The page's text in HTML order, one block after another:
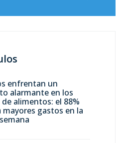
enfrentan un
alarmante en los
de alimentos: el 88%
mayores gastos en la